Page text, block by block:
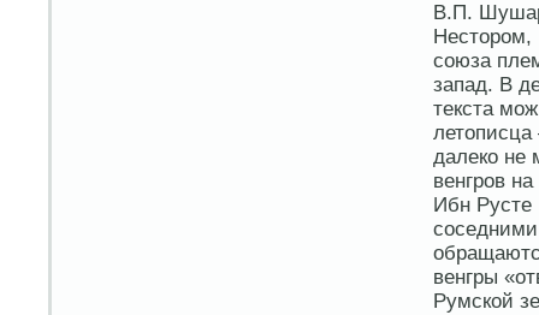
В.П.
Нестором,
союза
запад. В
текста
далеко не
венгров
Ибн Русте
венгры
Румской